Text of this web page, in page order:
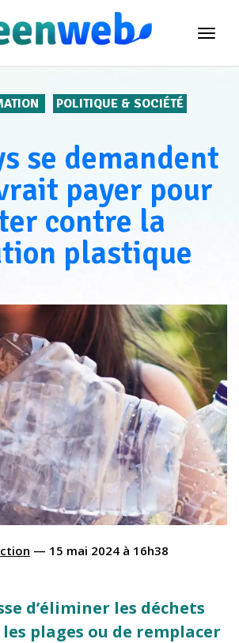
POLITIQUE & SOCIÉTÉ
se demandent
payer pour
contre la
plastique
— 15 mai 2024 à 16h38
d’éliminer les déchets
plages ou de remplacer